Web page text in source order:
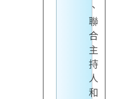
、
聯
合
主
持
人
和